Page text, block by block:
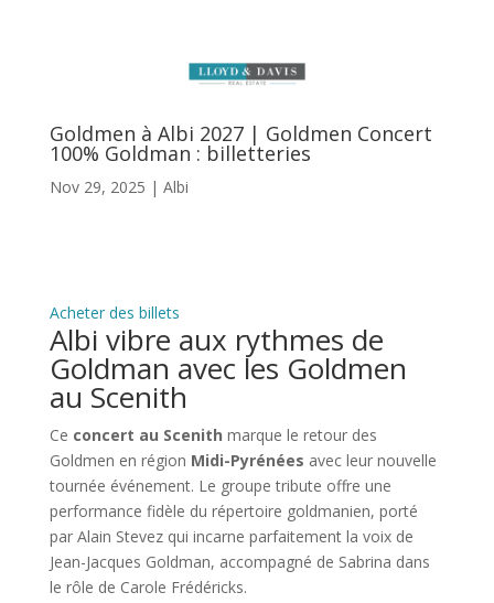
Goldmen à Albi 2027 | Goldmen Concert
100% Goldman : billetteries
Nov 29, 2025 | Albi
Acheter des billets
Albi vibre aux rythmes de
Goldman avec les Goldmen
au Scenith
Ce concert au Scenith marque le retour des
Goldmen en région Midi-Pyrénées avec leur nouvelle
tournée événement. Le groupe tribute offre une
performance fidèle du répertoire goldmanien, porté
par Alain Stevez qui incarne parfaitement la voix de
Jean-Jacques Goldman, accompagné de Sabrina dans
le rôle de Carole Frédéricks.